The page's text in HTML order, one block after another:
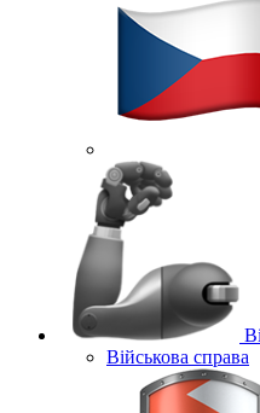
Військова справа